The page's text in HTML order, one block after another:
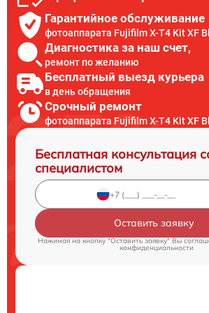
Гарантийное обслуживание
фотоаппарата Fujifilm X-T4 Kit XF
Диагностика за наш счет,
ремонт по желанию
Бесплатный выезд курьера
в день обращения
Срочный ремонт
фотоаппарата Fujifilm X-T4 Kit XF
Бесплатная консультация
специалистом
Оставить заявку
Нажимая на кнопку "Оставить заявку" Вы
конфиденциальности